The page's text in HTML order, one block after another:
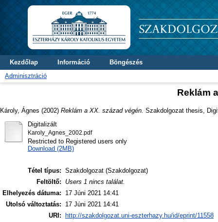
Kezdőlap Információ
Böngészés
Adminisztráció
Reklám
Károly, Ágnes (2002) Reklám a XX. század végén. Szakdolgozat thesis,
Digitalizált
Karoly_Agnes_2002.pdf
Restricted to Registered users only
Download (2MB)
Tétel típus: Szakdolgozat (Szakdolgozat)
Feltöltő:
Users 1 nincs találat.
Elhelyezés dátuma:
17 Júni 2021 14:41
Utolsó változtatás:
17 Júni 2021 14:41
URI:
http://szakdolgozat.uni-eszterhazy.hu/id/eprint/11558